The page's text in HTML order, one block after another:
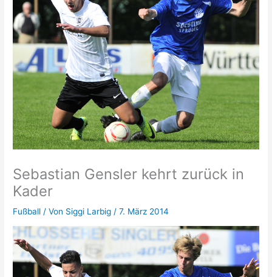
Sebastian Gensler kehrt zurück in
Kader
Fußball / Von Siggi Larbig/7. März 2014